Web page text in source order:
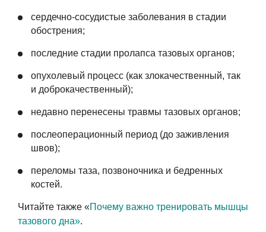
сердечно-сосудистые заболевания в стадии
обострения;
последние стадии пролапса тазовых органов;
опухолевый процесс (как злокачественный, так
и доброкачественный);
недавно перенесены травмы тазовых органов;
послеоперационный период (до заживления
швов);
переломы таза, позвоночника и бедренных
костей.
Читайте также «Почему важно тренировать мышцы
тазового дна».